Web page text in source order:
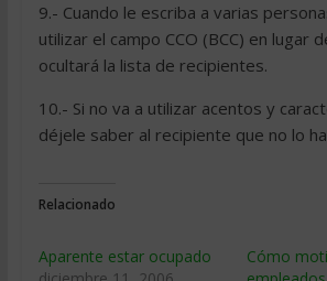
9.- Cuando le escriba a varias
utilizar el campo CCO (BCC) en lugar
ocultará la lista de recipientes.
10.- Si no va a utilizar acentos y
déjele saber al recipiente que no lo
Relacionado
Aparente estar ocupado
Cómo